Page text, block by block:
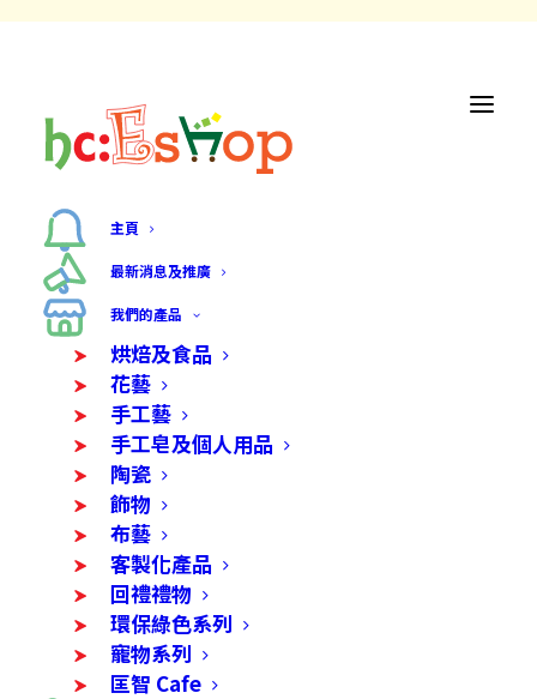
主頁
最新消息及推廣
我們的產品
烘焙及食品
花藝
手工藝
手工皂及個人用品
陶瓷
飾物
布藝
客製化產品
回禮禮物
環保綠色系列
寵物系列
匡智 Cafe